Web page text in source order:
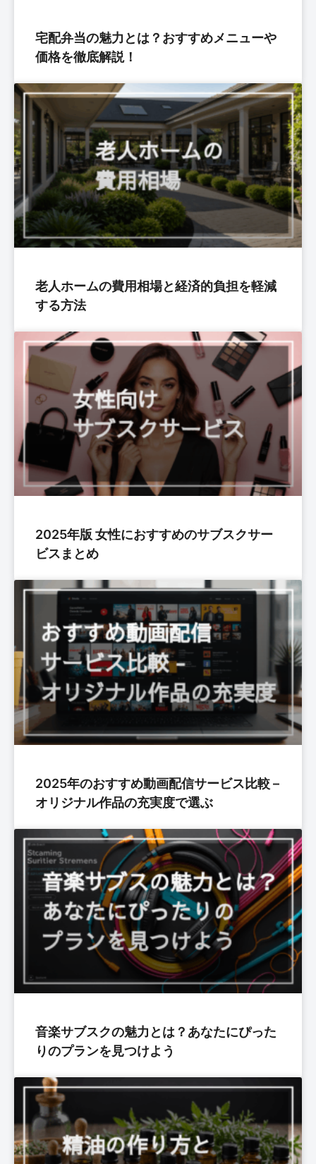
宅配弁当の魅力とは？おすすめメニューや
価格を徹底解説！
老人ホームの費用相場と経済的負担を軽減
する方法
2025年版 女性におすすめのサブスクサー
ビスまとめ
2025年のおすすめ動画配信サービス比較 –
オリジナル作品の充実度で選ぶ
音楽サブスクの魅力とは？あなたにぴった
りのプランを見つけよう